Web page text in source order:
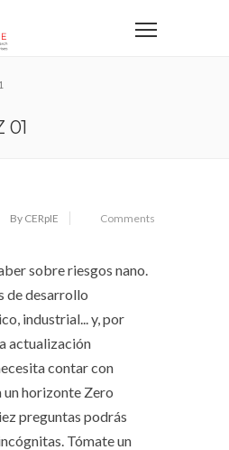
01
By CERpIE
Comments
sobre riesgos nano.
de desarrollo
industrial... y, por
actualización
contar con
un horizonte Zero
preguntas podrás
Tómate un